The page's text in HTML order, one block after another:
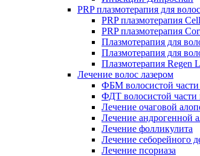
PRP плазмотерапия для волос
PRP плазмотерапия
PRP плазмотерапия
Плазмотерапия для
Плазмотерапия для
Плазмотерапия Regen
Лечение волос лазером
ФБМ волосистой части
ФДТ волосистой части
Лечение очаговой
Лечение андрогенной
Лечение фолликулита
Лечение себорейного
Лечение псориаза